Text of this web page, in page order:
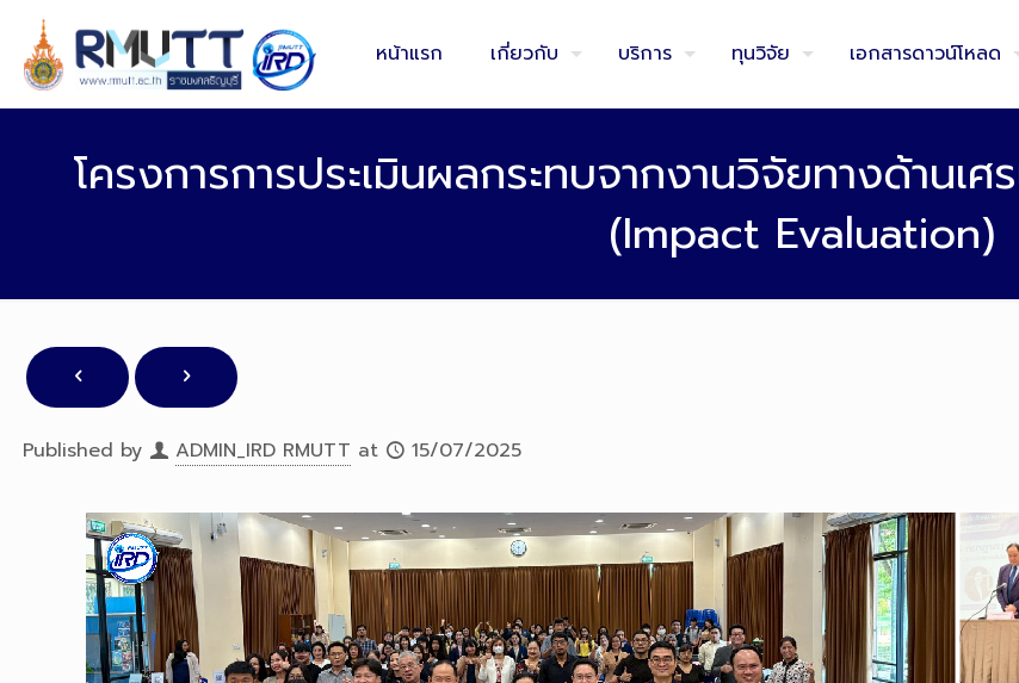
หน้าแรก เกี่ยวกับ บริการ ทุนวิจัย เอกสารดาวน์โหลด
โครงการการประเมินผลกระทบจากงานวิจัยทางด้าน
(Impact Evaluation)
Published by ADMIN_IRD RMUTT at 15/07/2025